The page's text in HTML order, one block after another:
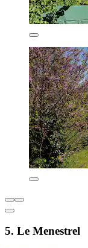
5. Le Menestrel